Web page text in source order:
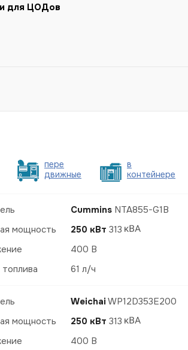
для ЦОДов
пере
движные
в
контейнере
Cummins NTA855-G1B
мощность
250 кВт 313
400 В
61 л/ч
Weichai WP12D353E200
мощность
250 кВт 313
400 В